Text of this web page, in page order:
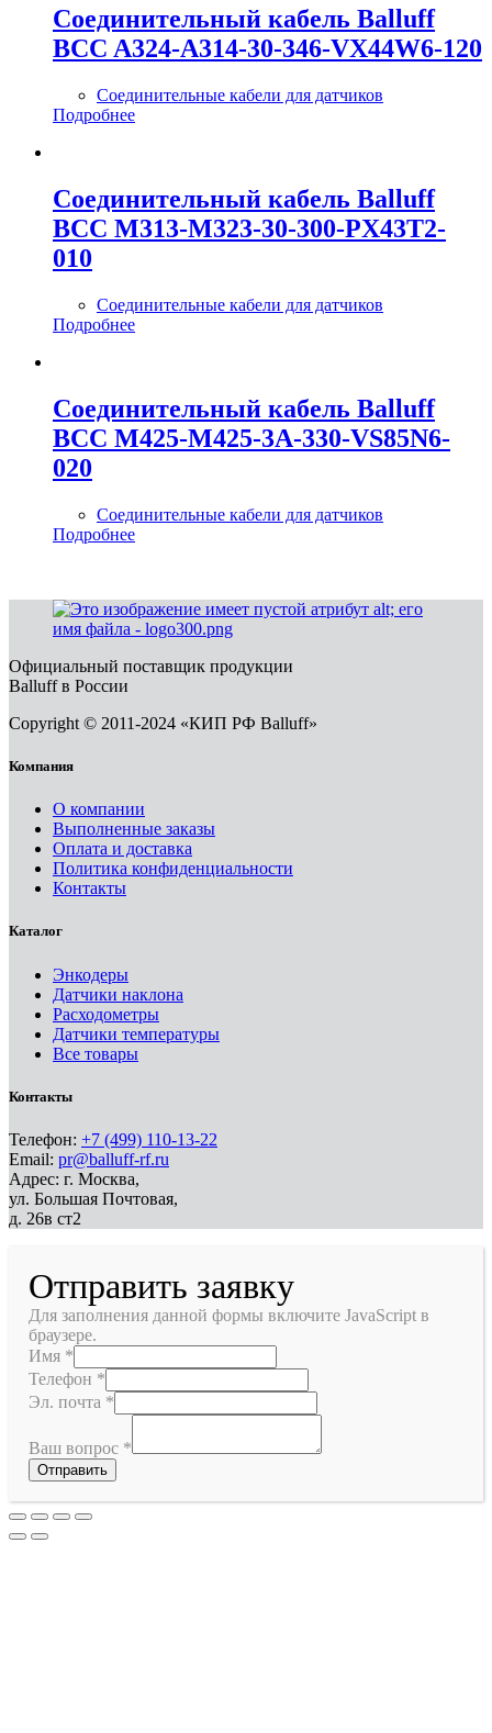
Соединительный кабель Balluff
BCC A324-A314-30-346-VX44W6-120
Соединительные кабели для датчиков
Подробнее
Соединительный кабель Balluff
BCC M313-M323-30-300-PX43T2-
010
Соединительные кабели для датчиков
Подробнее
Соединительный кабель Balluff
BCC M425-M425-3A-330-VS85N6-
020
Соединительные кабели для датчиков
Подробнее
Официальный поставщик продукции
Balluff в России
Copyright © 2011-2024 «КИП РФ Balluff»
Компания
О компании
Выполненные заказы
Оплата и доставка
Политика конфиденциальности
Контакты
Каталог
Энкодеры
Датчики наклона
Расходометры
Датчики температуры
Все товары
Контакты
Телефон: +7 (499) 110-13-22
Email: pr@balluff-rf.ru
Адрес: г. Москва,
ул. Большая Почтовая,
д. 26в ст2
Отправить заявку
Для заполнения данной формы включите JavaScript в
браузере.
Имя *
Телефон *
Эл. почта *
Ваш вопрос *
Отправить